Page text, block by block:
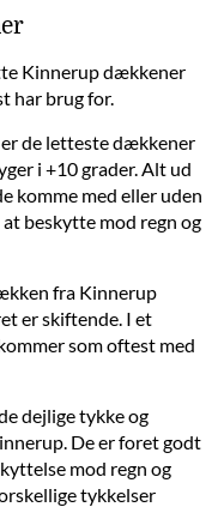
Kinnerup dækkener
har brug for.
de letteste dækkener
i +10 grader. Alt ud
komme med eller uden
beskytte mod regn og
fra Kinnerup
er skiftende. I et
som oftest med
dejlige tykke og
De er foret godt
mod regn og
tykkelser